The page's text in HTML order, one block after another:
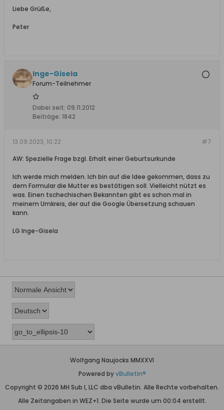
Liebe Grüße,
Peter
Inge-Gisela
Forum-Teilnehmer
Dabei seit: 09.11.2012
Beiträge: 1842
#7
13.09.2023, 10:22
AW: Spezielle Frage bzgl. Erhalt einer Geburtsurkunde
Ich werde mich melden. Ich bin auf die Idee gekommen, dass zu
dem Formular die Mutter es bestätigen soll. Vielleicht nützt es
was. Einen tschechischen Bekannten gibt es schon mal in
meinem Umkreis, der auf die Google Übersetzung schauen
kann.
LG Inge-Gisela
Wolfgang Naujocks MMXXVI
Powered byvBulletin®
Copyright © 2026 MH Sub I, LLC dba vBulletin. Alle Rechte vorbehalten.
Alle Zeitangaben in WEZ+1. Die Seite wurde um 00:04 erstellt.